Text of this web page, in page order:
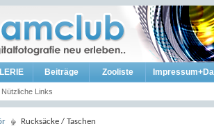
Nützliche Links
Beiträge Zooliste
Rucksäcke / Taschen